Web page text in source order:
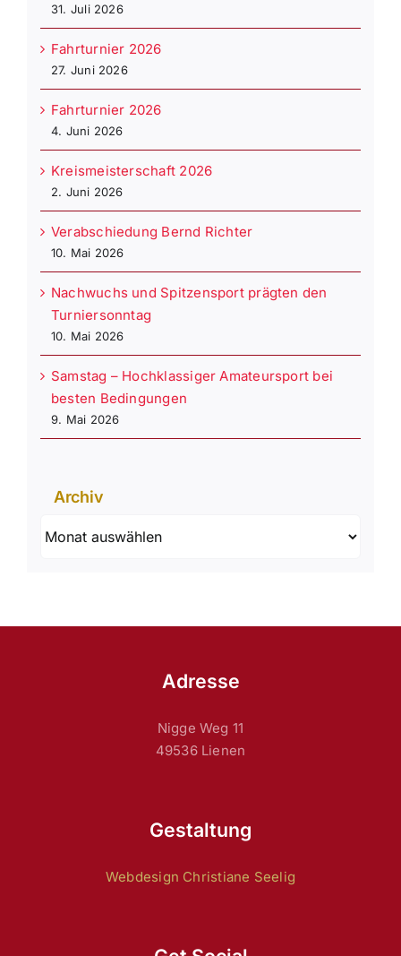
31. Juli 2026
Fahrturnier 2026
27. Juni 2026
Fahrturnier 2026
4. Juni 2026
Kreismeisterschaft 2026
2. Juni 2026
Verabschiedung Bernd Richter
10. Mai 2026
Nachwuchs und Spitzensport prägten den
Turniersonntag
10. Mai 2026
Samstag – Hochklassiger Amateursport bei
besten Bedingungen
9. Mai 2026
Archiv
Adresse
Nigge Weg 11
49536 Lienen
Gestaltung
Webdesign Christiane Seelig